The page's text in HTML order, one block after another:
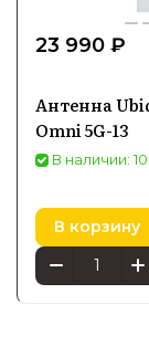
23 990 ₽
Антенна
Omni 5G-13
В наличии: 10
В корзину